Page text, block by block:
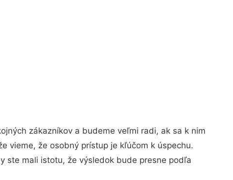
zákazníkov a budeme veľmi radi, ak sa k nim
vieme, že osobný prístup je kľúčom k úspechu.
ste mali istotu, že výsledok bude presne podľa